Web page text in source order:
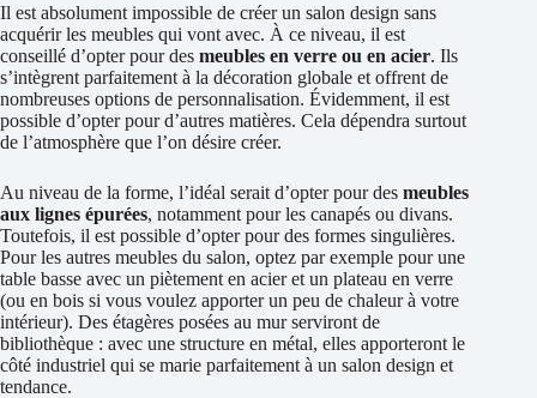
Il est absolument impossible de créer un salon design sans
acquérir les meubles qui vont avec. À ce niveau, il est
conseillé d’opter pour des meubles en verre ou en acier. Ils
s’intègrent parfaitement à la décoration globale et offrent de
nombreuses options de personnalisation. Évidemment, il est
possible d’opter pour d’autres matières. Cela dépendra surtout
de l’atmosphère que l’on désire créer.
Au niveau de la forme, l’idéal serait d’opter pour des meubles
aux lignes épurées, notamment pour les canapés ou divans.
Toutefois, il est possible d’opter pour des formes singulières.
Pour les autres meubles du salon, optez par exemple pour une
table basse avec un piètement en acier et un plateau en verre
(ou en bois si vous voulez apporter un peu de chaleur à votre
intérieur). Des étagères posées au mur serviront de
bibliothèque : avec une structure en métal, elles apporteront le
côté industriel qui se marie parfaitement à un salon design et
tendance.